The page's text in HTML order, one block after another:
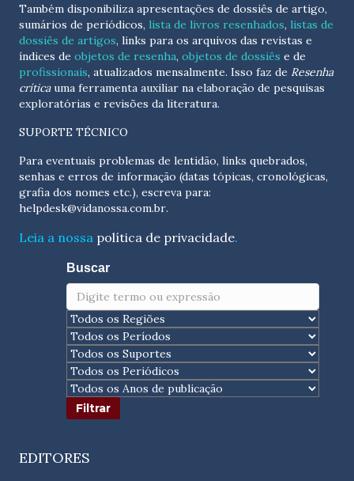
Também disponibiliza apresentações de dossiês de artigo,
sumários de periódicos, lista de livros resenhados, listas de
dossiês de artigos, links para os arquivos das revistas e
índices de objetos de resenha, objetos de dossiês e de
profissionais, atualizados mensalmente. Isso faz de Resenha
críticauma ferramenta auxiliar na elaboração de pesquisas
exploratórias e revisões da literatura.
SUPORTE TÉCNICO
Para eventuais problemas de lentidão, links quebrados,
senhas e erros de informação (datas tópicas, cronológicas,
helpdesk@vidanossa.com.br.
Leia a nossa política de privacidade.
Buscar
EDITORES